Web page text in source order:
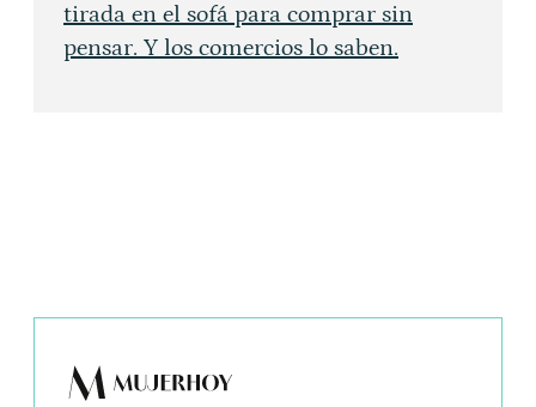
tirada en el sofá para comprar sin
pensar. Y los comercios lo saben.